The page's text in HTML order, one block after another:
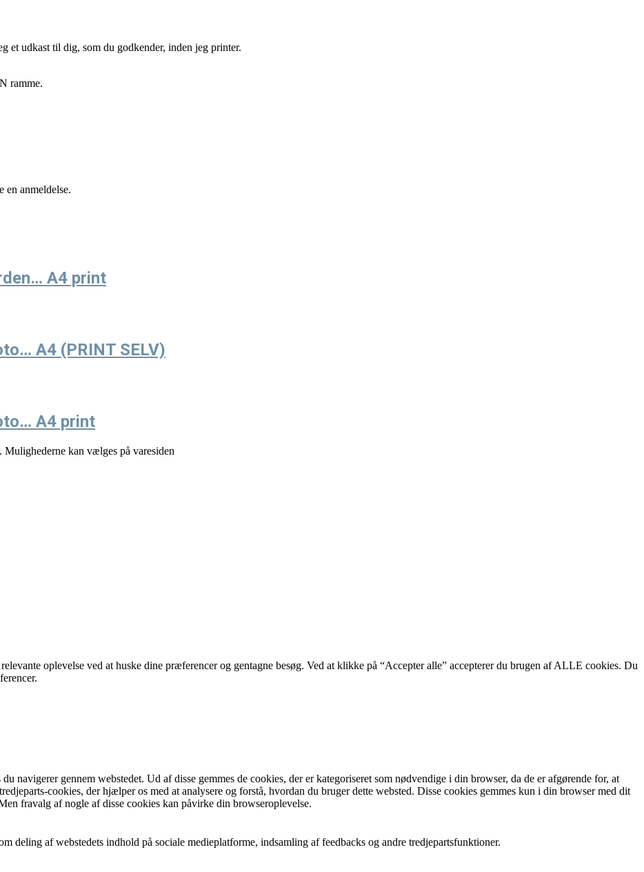
et udkast til dig, som du godkender, inden jeg printer.
ramme.
en anmeldelse.
A4 print
A4 (PRINT SELV)
A4 print
Mulighederne kan vælges på varesiden
oplevelse ved at huske dine præferencer og gentagne besøg. Ved at klikke på “Accepter alle” accepterer du brugen af ALLE cookies. Du
navigerer gennem webstedet. Ud af disse gemmes de cookies, der er kategoriseret som nødvendige i din browser, da de er afgørende for, at
cookies, der hjælper os med at analysere og forstå, hvordan du bruger dette websted. Disse cookies gemmes kun i din browser med dit
fravalg af nogle af disse cookies kan påvirke din browseroplevelse.
deling af webstedets indhold på sociale medieplatforme, indsamling af feedbacks og andre tredjepartsfunktioner.